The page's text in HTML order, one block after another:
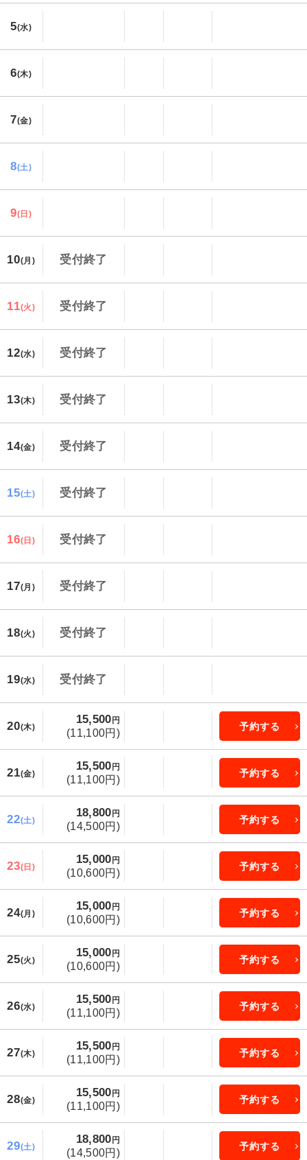
5(水)
6(木)
7(金)
8(土)
9(日)
10(月) 受付終了
11(火) 受付終了
12(水) 受付終了
13(木) 受付終了
14(金) 受付終了
15(土) 受付終了
16(日) 受付終了
17(月) 受付終了
18(火) 受付終了
19(水) 受付終了
20(木)
15,500 円
(11,100円)
予約する
21(金)
15,500 円
(11,100円)
予約する
22(土)
18,800 円
(14,500円)
予約する
23(日)
15,000 円
(10,600円)
予約する
24(月)
15,000 円
(10,600円)
予約する
25(火)
15,000 円
(10,600円)
予約する
26(水)
15,500 円
(11,100円)
予約する
27(木)
15,500 円
(11,100円)
予約する
28(金)
15,500 円
(11,100円)
予約する
29(土)
18,800 円
(14,500円)
予約する